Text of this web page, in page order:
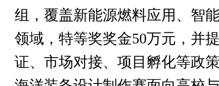
组，覆盖新能源燃料应用、智
领域，特等奖奖金50万元，并
证、市场对接、项目孵化等政